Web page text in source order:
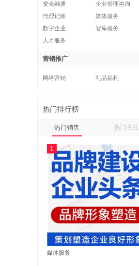
资金融通
企业管理咨询
代理记账
媒体服务
数字企业
智库服务
人才服务
营销推广
网络营销 礼品福利
热门排行榜
热门销售 热门关注
1
媒体服务